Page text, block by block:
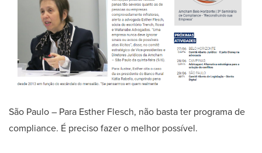
São Paulo – Para Esther Flesch, não basta ter programa de
compliance. É preciso fazer o melhor possível.